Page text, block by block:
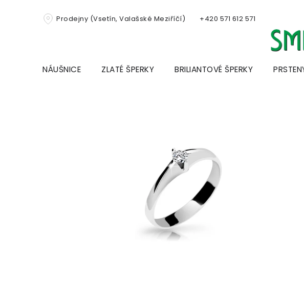
Prodejny (Vsetín, Valašské Meziříčí) +420 571 612 571
NÁUŠNICE ZLATÉ ŠPERKY BRILIANTOVÉ ŠPERKY